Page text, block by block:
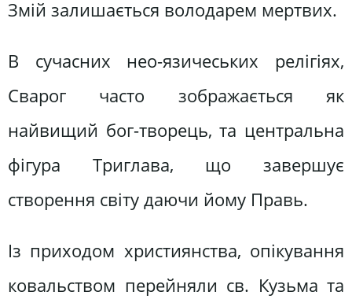
Змій залишається володарем мертвих.
В сучасних нео-язичеських релігіях,
Сварог часто зображається як
найвищий бог-творець, та центральна
фігура Триглава, що завершує
створення світу даючи йому Правь.
Із приходом християнства, опікування
ковальством перейняли св. Кузьма та